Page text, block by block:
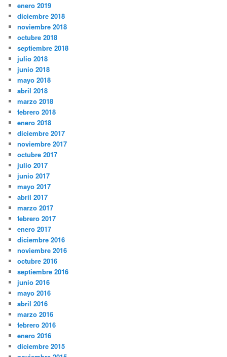
enero 2019
diciembre 2018
noviembre 2018
octubre 2018
septiembre 2018
julio 2018
junio 2018
mayo 2018
abril 2018
marzo 2018
febrero 2018
enero 2018
diciembre 2017
noviembre 2017
octubre 2017
julio 2017
junio 2017
mayo 2017
abril 2017
marzo 2017
febrero 2017
enero 2017
diciembre 2016
noviembre 2016
octubre 2016
septiembre 2016
junio 2016
mayo 2016
abril 2016
marzo 2016
febrero 2016
enero 2016
diciembre 2015